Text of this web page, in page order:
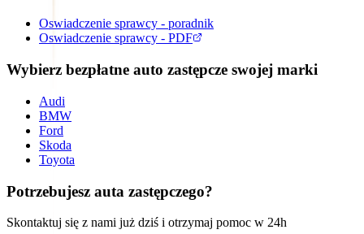
Oswiadczenie sprawcy - poradnik
Oswiadczenie sprawcy - PDF
Wybierz bezpłatne auto zastępcze swojej marki
Audi
BMW
Ford
Skoda
Toyota
Potrzebujesz auta zastępczego?
Skontaktuj się z nami już dziś i otrzymaj pomoc w 24h